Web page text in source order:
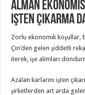
Alman
işten çıkarma
Zorlu ekonomik koşullar,
Çin’den gelen şiddetli
iterek, işe alımları
Azalan karlarını işten
şirketlerden art arda gelen